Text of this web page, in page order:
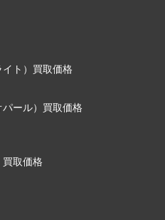
ト）買取価格
パール）買取価格
買取価格